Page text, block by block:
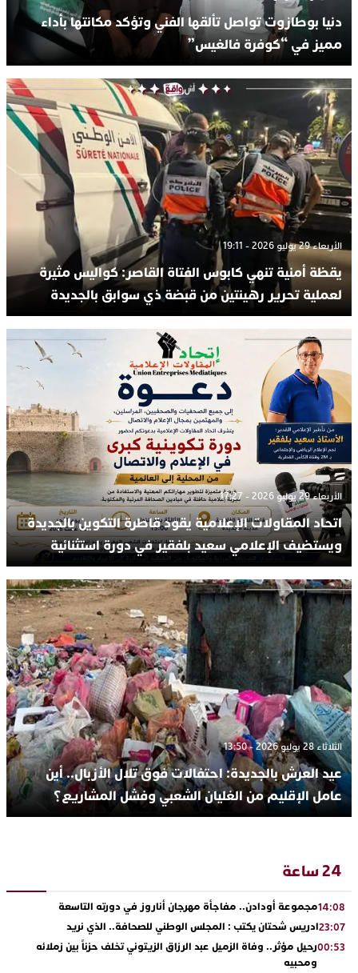
دنيا بوطازوت تواصل تألقها الفني وتؤكد مكانتها بأداء
مميز في “كوفرة فالغيس”
الأربعاء 29 يوليو 2026 - 19:11
يقظة أمنية تنهي كابوس الفتاة القاصر: كواليس مثيرة
لعملية تحرير رهينتين من قبضة ذي سوابق بالجديدة
الأربعاء 29 يوليو 2026 - 17:27
اتحاد المقاولات الإعلامية يقود قاطرة التكوين بالجديدة
ويستضيف الإعلامي سعيد بلفقير في دورة استثنائية
الثلاثاء 28 يوليو 2026 - 13:50
عيد العرش بالجديدة: احتفالات فوق تلال الأزبال.. أين
عامل الإقليم من الغليان الشعبي وفشل المشاريع؟
24 ساعة
14:08مجموعة أودادن.. مفاجأة مهرجان أناروز في دورته التاسعة
23:07ادريس شحتان يكتب : المجلس الوطني للصحافة.. الذي نريد
00:53رحيل مؤثر.. وفاة الزميل عبد الرزاق الزيتوني تخلف حزناً بين زملائه
ومحبيه